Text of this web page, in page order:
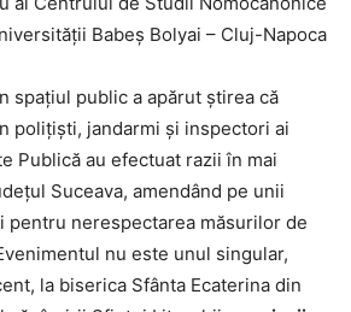
Babeș Bolyai – Cluj-Napoca
spațiul public a apărut știrea că
polițiști, jandarmi și inspectori ai
Publică au efectuat razii în mai
Suceava, amendând pe unii
nerespectarea măsurilor de
nu este unul singular,
la biserica Sfânta Ecaterina din